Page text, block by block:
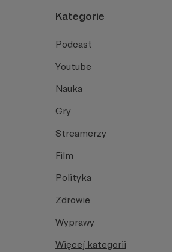
Kategorie
Podcast
Youtube
Nauka
Gry
Streamerzy
Film
Polityka
Zdrowie
Wyprawy
Więcej kategorii